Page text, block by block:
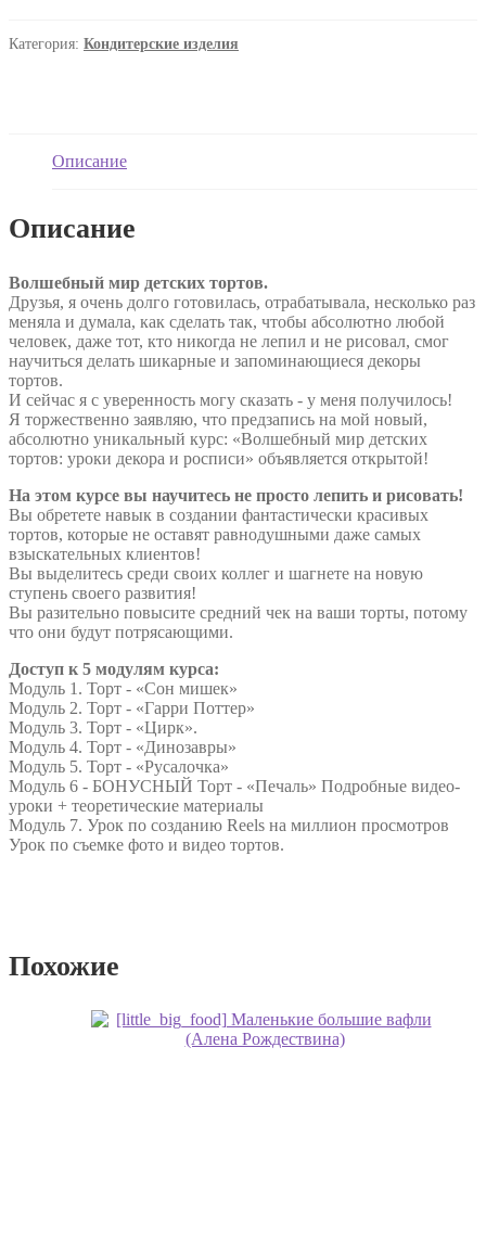
Волшебный
ну-
вместе
(2024)
Категория: Кондитерские изделия
Описание
Описание
Волшебный мир детских тортов.
Друзья, я очень долго готовилась, отрабатывала, несколько раз
меняла и думала, как сделать так, чтобы абсолютно любой
человек, даже тот, кто никогда не лепил и не рисовал, смог
научиться делать шикарные и запоминающиеся декоры
тортов.
И сейчас я с уверенность могу сказать - у меня получилось!
Я торжественно заявляю, что предзапись на мой новый,
абсолютно уникальный курс: «Волшебный мир детских
тортов: уроки декора и росписи» объявляется открытой!
На этом курсе вы научитесь не просто лепить и рисовать!
Вы обретете навык в создании фантастически красивых
тортов, которые не оставят равнодушными даже самых
взыскательных клиентов!
Вы выделитесь среди своих коллег и шагнете на новую
ступень своего развития!
Вы разительно повысите средний чек на ваши торты, потому
что они будут потрясающими.
Доступ к 5 модулям курса:
Модуль 1. Торт - «Сон мишек»
Модуль 2. Торт - «Гарри Поттер»
Модуль 3. Торт - «Цирк».
Модуль 4. Торт - «Динозавры»
Модуль 5. Торт - «Русалочка»
Модуль 6 - БОНУСНЫЙ Торт - «Печаль» Подробные видео-
уроки + теоретические материалы
Модуль 7. Урок по созданию Reels на миллион просмотров
Урок по съемке фото и видео тортов.
Похожие